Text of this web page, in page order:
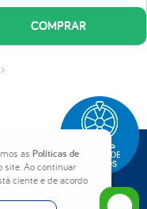
as Políticas de
site. Ao continuar
ciente e de acordo
box + 13cm dos pés).
COMPRAR